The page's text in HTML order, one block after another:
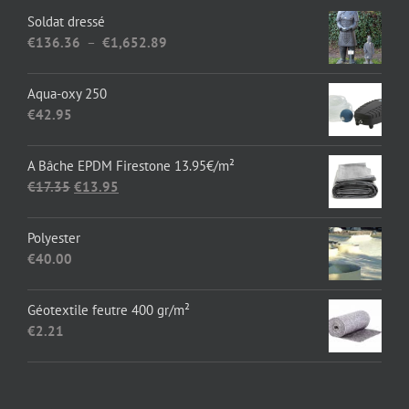
Soldat dressé
€136.36 – €1,652.89
€1,652.89
Aqua-oxy 250
€42.95
A Bâche EPDM Firestone 13.95€/m²
€17.35 Le
était :
€13.95
Polyester
€40.00
Géotextile feutre 400 gr/m²
€2.21